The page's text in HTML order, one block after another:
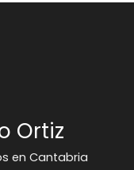
Ortiz
en Cantabria